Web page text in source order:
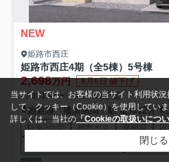
NEW
姫路市西庄
姫路市西庄4期（全5棟）5号棟
2,698万円 8月6日 値下げ
- / 101.44㎡ / 4LDK /予定
姫新線「播磨高岡」駅 徒歩12分
駐車2台可 都市ガス 専用庭
システム
当サイトでは、お客様の当サイト利用状
して、クッキー（Cookie）を使用してい
詳しくは、当社の「Cookieの取扱いにつ
閉じる